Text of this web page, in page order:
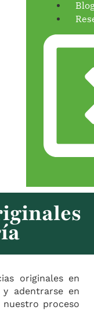
originales en
adentrarse en
proceso